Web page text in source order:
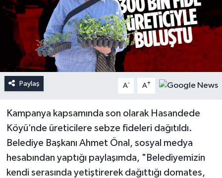
Paylaş A- A+
Kampanya kapsamında son olarak Hasandede
Köyü’nde üreticilere sebze fideleri dağıtıldı.
Belediye Başkanı Ahmet Önal, sosyal medya
hesabından yaptığı paylaşımda, "Belediyemizin
kendi serasında yetiştirerek dağıttığı domates,